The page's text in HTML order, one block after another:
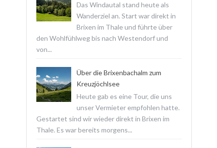
Das Windautal stand heute als
Wanderziel an. Start war direkt in
Brixen im Thale und führte über
den Wohlfühlweg bis nach Westendorf und
von...
Über die Brixenbachalm zum
Kreuzjöchlsee
Heute gab es eine Tour, die uns
unser Vermieter empfohlen hatte.
Gestartet sind wir wieder direkt in Brixen im
Thale. Es war bereits morgens...